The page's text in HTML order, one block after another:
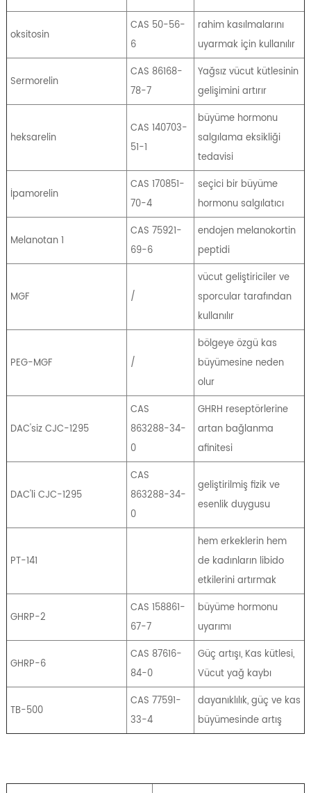
oksitosin
CAS 50-56-
6
rahim kasılmalarını
uyarmak için kullanılır
Sermorelin
CAS 86168-
78-7
Yağsız vücut kütlesinin
gelişimini artırır
heksarelin
CAS 140703-
51-1
büyüme hormonu
salgılama eksikliği
tedavisi
İpamorelin
CAS 170851-
70-4
seçici bir büyüme
hormonu salgılatıcı
Melanotan 1
CAS 75921-
69-6
endojen melanokortin
peptidi
MGF /
vücut geliştiriciler ve
sporcular tarafından
kullanılır
PEG-MGF /
bölgeye özgü kas
büyümesine neden
olur
DAC'siz CJC-1295
CAS
863288-34-
0
GHRH reseptörlerine
artan bağlanma
afinitesi
DAC'li CJC-1295
CAS
863288-34-
0
geliştirilmiş fizik ve
esenlik duygusu
PT-141
hem erkeklerin hem
de kadınların libido
etkilerini artırmak
GHRP-2
CAS 158861-
67-7
büyüme hormonu
uyarımı
GHRP-6
CAS 87616-
84-0
Güç artışı, Kas kütlesi,
Vücut yağ kaybı
TB-500
CAS 77591-
33-4
dayanıklılık, güç ve kas
büyümesinde artış